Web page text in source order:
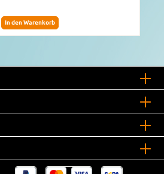
In den Warenkorb